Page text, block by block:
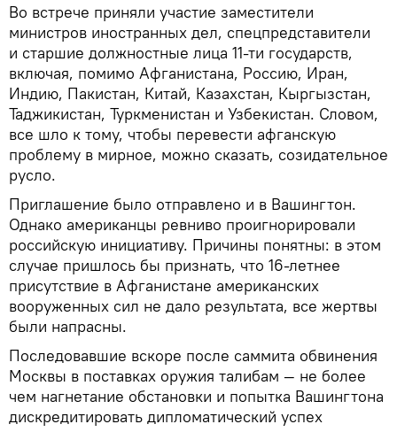
Во встрече приняли участие заместители
министров иностранных дел, спецпредставители
и старшие должностные лица 11-ти государств,
включая, помимо Афганистана, Россию, Иран,
Индию, Пакистан, Китай, Казахстан, Кыргызстан,
Таджикистан, Туркменистан и Узбекистан. Словом,
все шло к тому, чтобы перевести афганскую
проблему в мирное, можно сказать, созидательное
русло.
Приглашение было отправлено и в Вашингтон.
Однако американцы ревниво проигнорировали
российскую инициативу. Причины понятны: в этом
случае пришлось бы признать, что 16-летнее
присутствие в Афганистане американских
вооруженных сил не дало результата, все жертвы
были напрасны.
Последовавшие вскоре после саммита обвинения
Москвы в поставках оружия талибам — не более
чем нагнетание обстановки и попытка Вашингтона
дискредитировать дипломатический успех